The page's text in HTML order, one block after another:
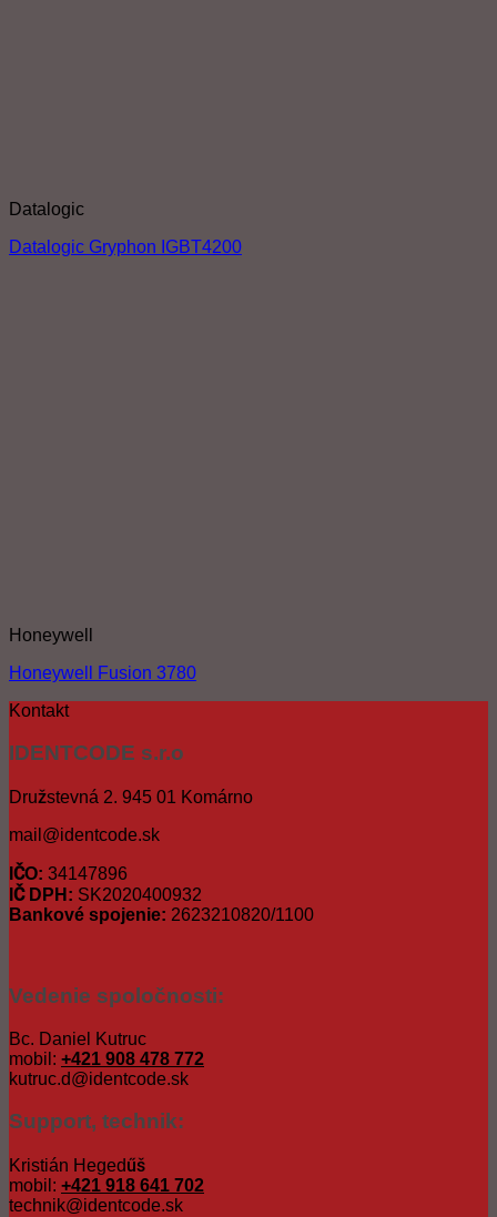
Datalogic
Datalogic Gryphon IGBT4200
Honeywell
Honeywell Fusion 3780
Kontakt
IDENTCODE s.r.o
Družstevná 2. 945 01 Komárno
mail@identcode.sk
IČO: 34147896
IČ DPH: SK2020400932
Bankové spojenie: 2623210820/1100
Vedenie spoločnosti:
Bc. Daniel Kutruc
mobil: +421 908 478 772
kutruc.d@identcode.sk
Support, technik:
Kristián Hegedűš
mobil: +421 918 641 702
technik@identcode.sk